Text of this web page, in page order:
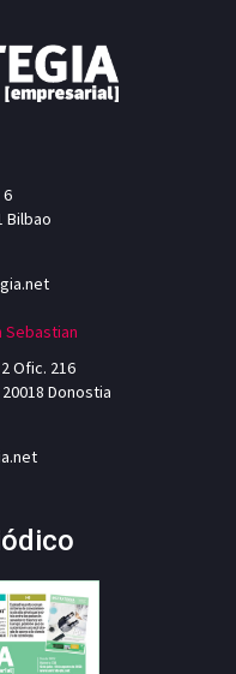
6
Bilbao
Sebastian
Ofic. 216
Donostia